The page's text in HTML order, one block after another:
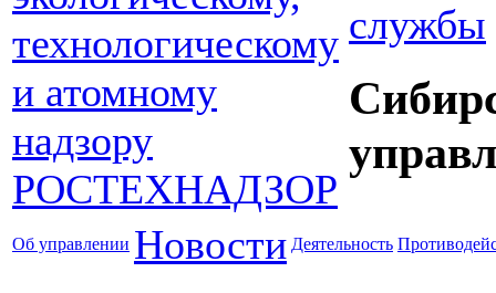
службы
Об управлении Новости Деятельность